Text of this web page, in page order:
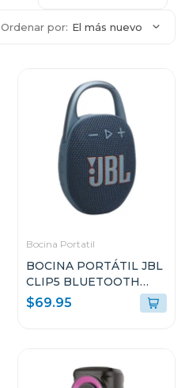
Ordenar por: El más nuevo
Bocina Portatil
BOCINA PORTÁTIL JBL
CLIP5 BLUETOOTH
COLOR AZUL
RESISTENTE AL AGUA Y
$69.95